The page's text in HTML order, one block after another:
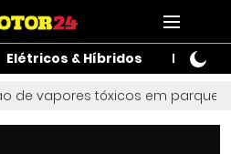
Elétricos & Híbridos Motos
vapores tóxicos em parque